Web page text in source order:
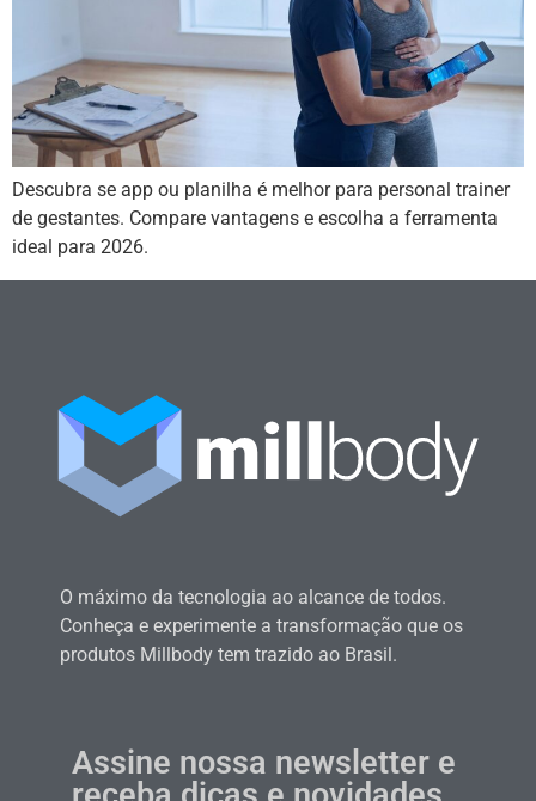
Descubra se app ou planilha é melhor para personal trainer
de gestantes. Compare vantagens e escolha a ferramenta
ideal para 2026.
O máximo da tecnologia ao alcance de todos.
Conheça e experimente a transformação que os
produtos Millbody tem trazido ao Brasil.
Assine nossa newsletter e